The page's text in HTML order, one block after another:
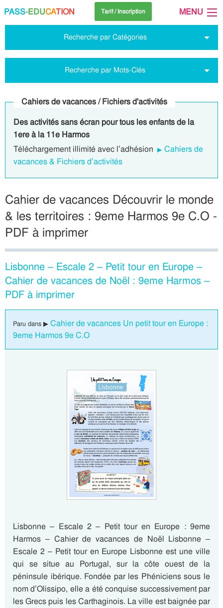
PASS-EDUCATION Tarif / Inscription MENU
Recherche par Catégories
Recherche par Mots-Clés
Cahiers de vacances / Fichiers d'activités
Des activités sans écran pour tous les enfants de la
1ere à la 11e Harmos
Téléchargement illimité avec l’adhésion
Cahiers de
vacances & Fichiers d’activités
Cahier de vacances Découvrir le monde
& les territoires : 9eme Harmos 9e C.O -
PDF à imprimer
Lisbonne – Escale 2 – Petit tour en Europe –
Cahier de vacances de Noël : 9eme Harmos –
PDF à imprimer
Paru dans ▶ Cahier de vacances Un petit tour en Europe :
9eme Harmos 9e C.O
Lisbonne – Escale 2 – Petit tour en Europe : 9eme
Harmos – Cahier de vacances de Noël Lisbonne –
Escale 2 – Petit tour en Europe Lisbonne est une ville
qui se situe au Portugal, sur la côte ouest de la
péninsule ibérique. Fondée par les Phéniciens sous le
nom d’Olissipo, elle a été conquise successivement par
les Grecs puis les Carthaginois. La ville est baignée par